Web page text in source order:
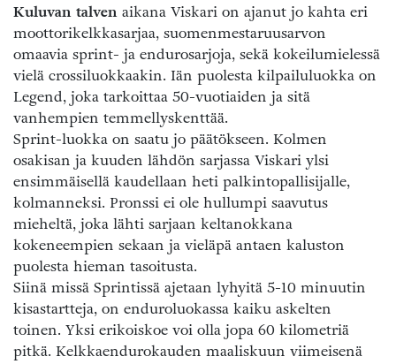
Kuluvan talven aikana Viskari on ajanut jo kahta eri
moottorikelkkasarjaa, suomenmestaruusarvon
omaavia sprint- ja endurosarjoja, sekä kokeilumielessä
vielä crossiluokkaakin. Iän puolesta kilpailuluokka on
Legend, joka tarkoittaa 50-vuotiaiden ja sitä
vanhempien temmellyskenttää.
Sprint-luokka on saatu jo päätökseen. Kolmen
osakisan ja kuuden lähdön sarjassa Viskari ylsi
ensimmäisellä kaudellaan heti palkintopallisijalle,
kolmanneksi. Pronssi ei ole hullumpi saavutus
mieheltä, joka lähti sarjaan keltanokkana
kokeneempien sekaan ja vieläpä antaen kaluston
puolesta hieman tasoitusta.
Siinä missä Sprintissä ajetaan lyhyitä 5-10 minuutin
kisastartteja, on enduroluokassa kaiku askelten
toinen. Yksi erikoiskoe voi olla jopa 60 kilometriä
pitkä. Kelkkaendurokauden maaliskuun viimeisenä